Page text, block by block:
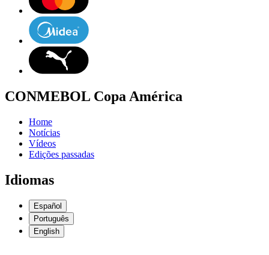
CONMEBOL Copa América
Home
Notícias
Vídeos
Edições passadas
Idiomas
Español
Português
English